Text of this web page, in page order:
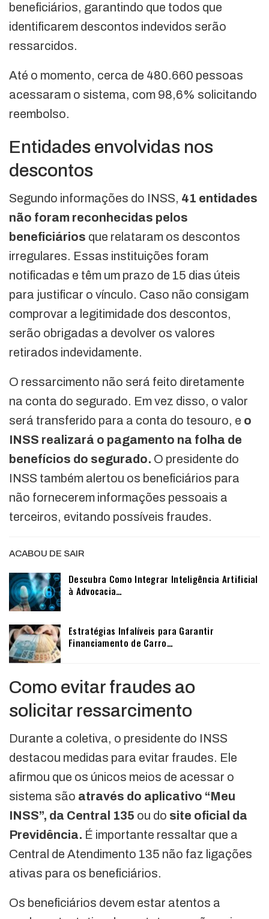
beneficiários, garantindo que todos que
identificarem descontos indevidos serão
ressarcidos.
Até o momento, cerca de 480.660 pessoas
acessaram o sistema, com 98,6% solicitando
reembolso.
Entidades envolvidas nos
descontos
Segundo informações do INSS, 41 entidades
não foram reconhecidas pelos
beneficiários que relataram os descontos
irregulares. Essas instituições foram
notificadas e têm um prazo de 15 dias úteis
para justificar o vínculo. Caso não consigam
comprovar a legitimidade dos descontos,
serão obrigadas a devolver os valores
retirados indevidamente.
O ressarcimento não será feito diretamente
na conta do segurado. Em vez disso, o valor
será transferido para a conta do tesouro, e o
INSS realizará o pagamento na folha de
benefícios do segurado. O presidente do
INSS também alertou os beneficiários para
não fornecerem informações pessoais a
terceiros, evitando possíveis fraudes.
ACABOU DE SAIR
Descubra Como Integrar Inteligência Artificial
à Advocacia…
Estratégias Infalíveis para Garantir
Financiamento de Carro…
Como evitar fraudes ao
solicitar ressarcimento
Durante a coletiva, o presidente do INSS
destacou medidas para evitar fraudes. Ele
afirmou que os únicos meios de acessar o
sistema são através do aplicativo “Meu
INSS”, da Central 135 ou do site oficial da
Previdência. É importante ressaltar que a
Central de Atendimento 135 não faz ligações
ativas para os beneficiários.
Os beneficiários devem estar atentos a